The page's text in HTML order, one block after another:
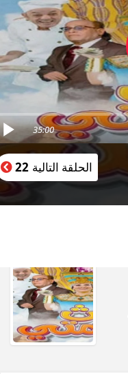
35:00
الحلقة التالية 22